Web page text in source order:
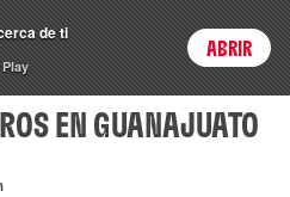
Login
EN GUANAJUATO
de ti
ABRIR